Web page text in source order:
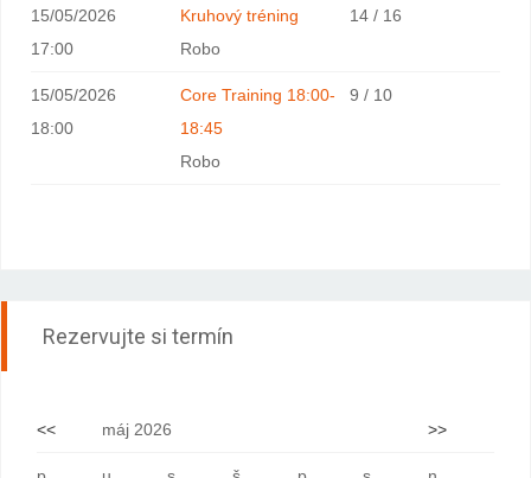
15/05/2026
17:00
Kruhový tréning
Robo
14 / 16
15/05/2026
18:00
Core Training 18:00-
18:45
Robo
9 / 10
Rezervujte si termín
<< máj 2026 >>